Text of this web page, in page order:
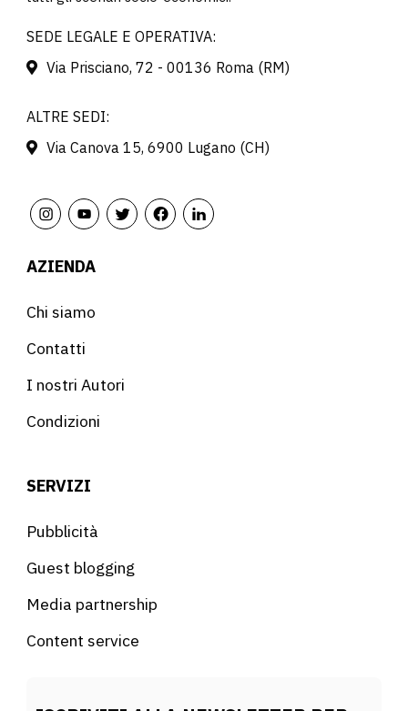
SEDE LEGALE E OPERATIVA:
Via Prisciano, 72 - 00136 Roma (RM)
ALTRE SEDI:
Via Canova 15, 6900 Lugano (CH)
AZIENDA
Chi siamo
Contatti
I nostri Autori
Condizioni
SERVIZI
Pubblicità
Guest blogging
Media partnership
Content service